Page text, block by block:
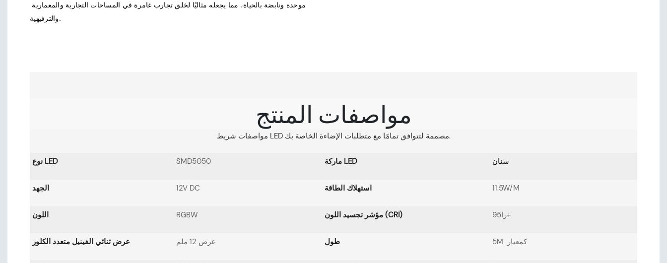
مواصفات المنتج
مواصفات شريط LED مصممة لتتوافق تمامًا مع متطلبات الإضاءة الخاصة بك.
نوع LED SMD5050 ماركة LED سنان
الجهد 12V DC استهلاك الطاقة 11.5W/M
اللون RGBW مؤشر تجسيد اللون (CRI) را95+
عرض ثنائي الفينيل متعدد الكلور عرض 12 ملم طول 5M كمعيار